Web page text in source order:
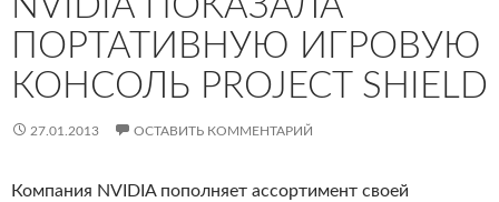
ПОРТАТИВНУЮ ИГРОВУЮ
КОНСОЛЬ PROJECT SHIELD
27.01.2013 ОСТАВИТЬ КОММЕНТАРИЙ
Компания NVIDIA пополняет ассортимент своей